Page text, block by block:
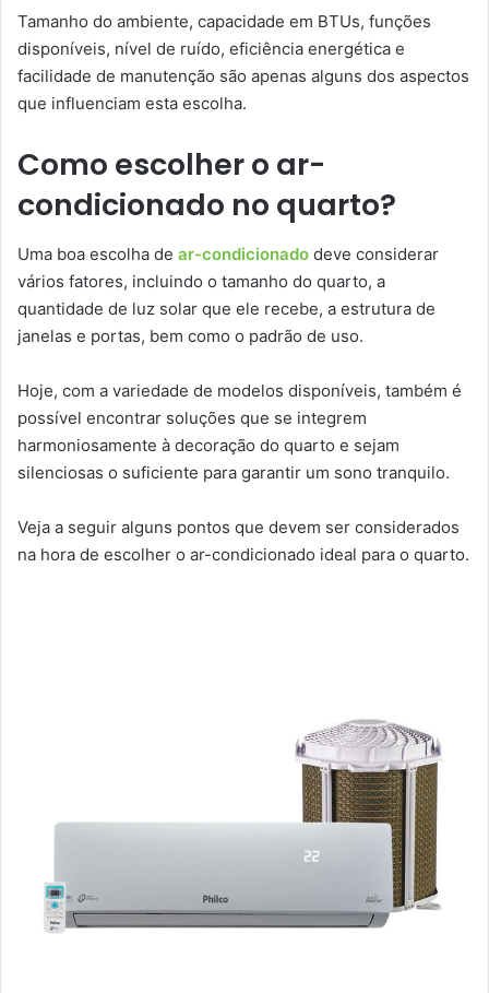
Tamanho do ambiente, capacidade em BTUs, funções
disponíveis, nível de ruído, eficiência energética e
facilidade de manutenção são apenas alguns dos aspectos
que influenciam esta escolha.
Como escolher o ar-
condicionado no quarto?
Uma boa escolha de ar-condicionado deve considerar
vários fatores, incluindo o tamanho do quarto, a
quantidade de luz solar que ele recebe, a estrutura de
janelas e portas, bem como o padrão de uso.
Hoje, com a variedade de modelos disponíveis, também é
possível encontrar soluções que se integrem
harmoniosamente à decoração do quarto e sejam
silenciosas o suficiente para garantir um sono tranquilo.
Veja a seguir alguns pontos que devem ser considerados
na hora de escolher o ar-condicionado ideal para o quarto.